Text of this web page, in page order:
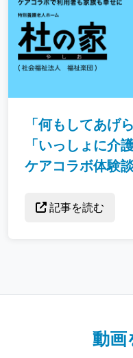
「何もしてあげ
「いっしょに介
ケアコラボ体験
記事を読む
動画